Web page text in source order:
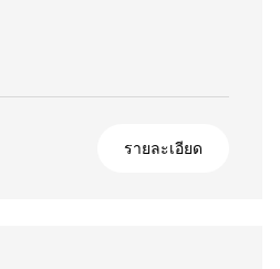
รายละเอียด